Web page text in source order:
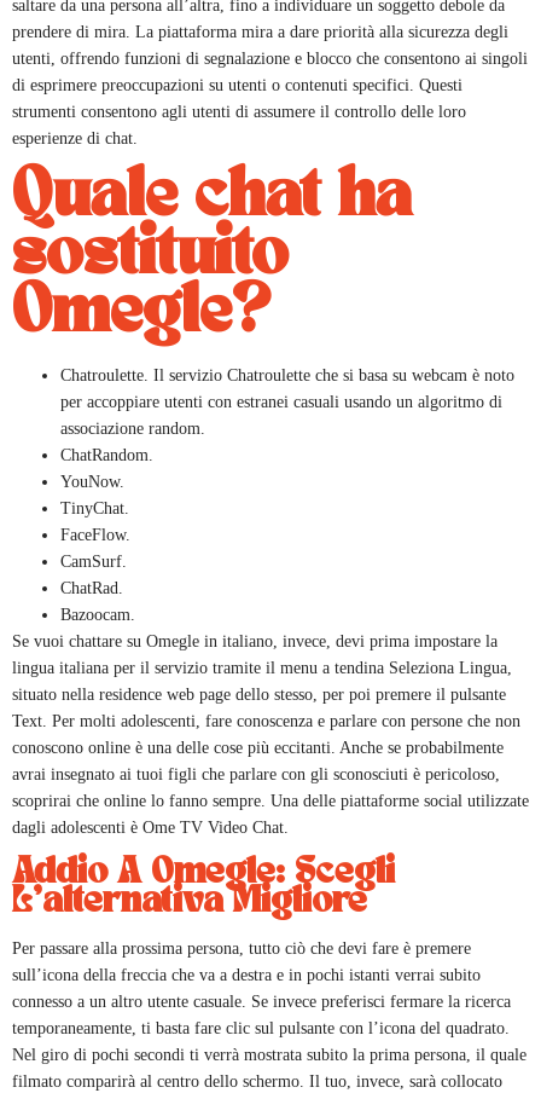
saltare da una persona all’altra, fino a individuare un soggetto debole da
prendere di mira. La piattaforma mira a dare priorità alla sicurezza degli
utenti, offrendo funzioni di segnalazione e blocco che consentono ai singoli
di esprimere preoccupazioni su utenti o contenuti specifici. Questi
strumenti consentono agli utenti di assumere il controllo delle loro
esperienze di chat.
Quale chat ha
sostituito
Omegle?
Chatroulette. Il servizio Chatroulette che si basa su webcam è noto
per accoppiare utenti con estranei casuali usando un algoritmo di
associazione random.
ChatRandom.
YouNow.
TinyChat.
FaceFlow.
CamSurf.
ChatRad.
Bazoocam.
Se vuoi chattare su Omegle in italiano, invece, devi prima impostare la
lingua italiana per il servizio tramite il menu a tendina Seleziona Lingua,
situato nella residence web page dello stesso, per poi premere il pulsante
Text. Per molti adolescenti, fare conoscenza e parlare con persone che non
conoscono online è una delle cose più eccitanti. Anche se probabilmente
avrai insegnato ai tuoi figli che parlare con gli sconosciuti è pericoloso,
scoprirai che online lo fanno sempre. Una delle piattaforme social utilizzate
dagli adolescenti è Ome TV Video Chat.
Addio A Omegle: Scegli
L’alternativa Migliore
Per passare alla prossima persona, tutto ciò che devi fare è premere
sull’icona della freccia che va a destra e in pochi istanti verrai subito
connesso a un altro utente casuale. Se invece preferisci fermare la ricerca
temporaneamente, ti basta fare clic sul pulsante con l’icona del quadrato.
Nel giro di pochi secondi ti verrà mostrata subito la prima persona, il quale
filmato comparirà al centro dello schermo. Il tuo, invece, sarà collocato